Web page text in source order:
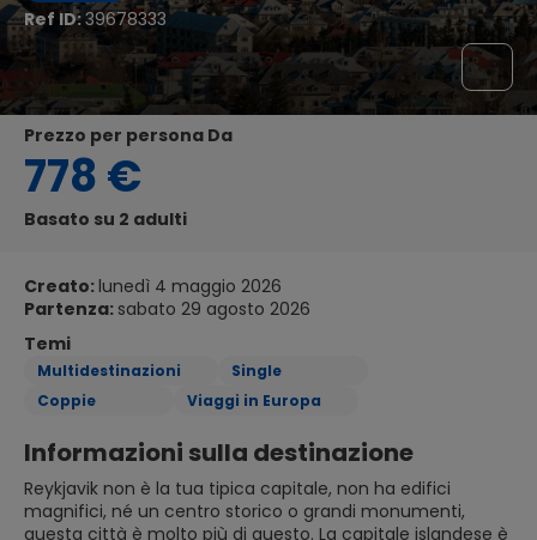
Ref ID:39678333
Prezzo per persona Da
778 €
Basato su 2 adulti
Creato:lunedì 4 maggio 2026
Partenza: sabato 29 agosto 2026
Temi
Multidestinazioni
Single
Coppie
Viaggi in Europa
Informazioni sulla destinazione
Reykjavik non è la tua tipica capitale, non ha edifici
magnifici, né un centro storico o grandi monumenti,
questa città è molto più di questo. La capitale islandese è